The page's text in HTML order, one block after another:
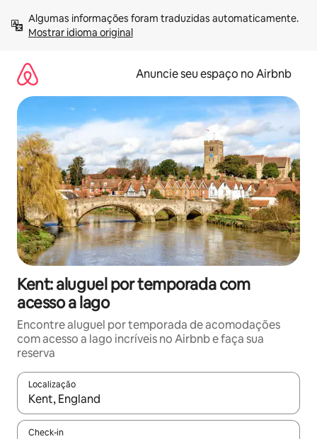
para
Mostrar idioma original
Anuncie seu espaço no Airbnb
Kent: aluguel por temporada com
acesso a lago
Encontre aluguel por temporada de acomodações
com acesso a lago incríveis no Airbnb e faça sua
reserva
Localização
Quando os resultados estiverem disponíveis, explore-os
Check-in